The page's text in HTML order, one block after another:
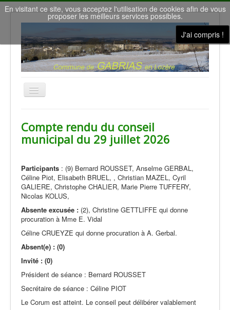
En visitant ce site, vous acceptez l'utilisation de cookies afin de vous
proposer les meilleurs services possibles.
J'ai compris !
Basculer
la
Nous contacter
Gîtes de vacances
la Salle des Fêtes
Météo à Gabrias
Nos villages
Actualités
Compte rendu du conseil
municipal du 29 juillet 2026
Participants : (9) Bernard ROUSSET, Anselme GERBAL,
Céline Piot, Elisabeth BRUEL, , Christian MAZEL, Cyril
GALIERE, Christophe CHALIER, Marie Pierre TUFFERY,
Nicolas KOLUS,
Absente excusée : (2), Christine GETTLIFFE qui donne
procuration à Mme E. Vidal
Céline CRUEYZE qui donne procuration à A. Gerbal.
Absent(e) : (0)
Invité : (0)
Président de séance : Bernard ROUSSET
Secrétaire de séance : Céline PIOT
Le Corum est atteint. Le conseil peut délibérer valablement